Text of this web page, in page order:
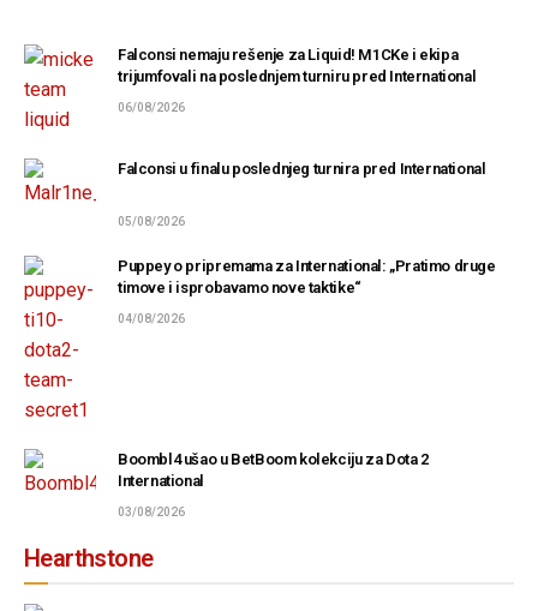
Falconsi nemaju rešenje za Liquid! M1CKe i ekipa
trijumfovali na poslednjem turniru pred International
06/08/2026
Falconsi u finalu poslednjeg turnira pred International
05/08/2026
Puppey o pripremama za International: „Pratimo druge
timove i isprobavamo nove taktike“
04/08/2026
Boombl4 ušao u BetBoom kolekciju za Dota 2
International
03/08/2026
Hearthstone